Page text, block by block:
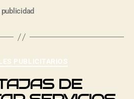
PUBLICITARIOS
DE